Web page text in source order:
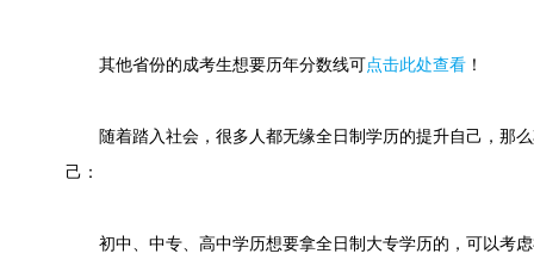
其他省份的成考生想要历年分数线可点击此处查看 ！
随着踏入社会，很多人都无缘全日制学历的提升自己，那么
己：
初中、中专、高中学历想要拿全日制大专学历的，可以考虑